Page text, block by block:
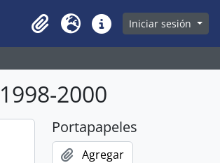
Clipboard
Idioma Enlaces rápidos
Iniciar sesión
2000
Portapapeles
Agregar